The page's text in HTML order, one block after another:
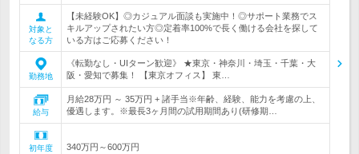
対象と
なる方
【未経験OK】◎カジュアル面談も実施中！◎サポート業務でス
キルアップされたい方◎定着率100%で長く働ける会社を探して
いる方はご応募ください！
勤務地
《転勤なし・UIターン歓迎》 ★東京・神奈川・埼玉・千葉・大
阪・愛知で募集！ 【東京オフィス】 東…
給与
月給28万円 ～ 35万円 + 諸手当※年齢、経験、能力を考慮の上、
優遇します。※最長3ヶ月間の試用期間あり(研修期…
初年度
340万円～600万円